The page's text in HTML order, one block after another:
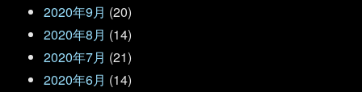
2020年9月 (20)
2020年8月 (14)
2020年7月 (21)
2020年6月 (14)